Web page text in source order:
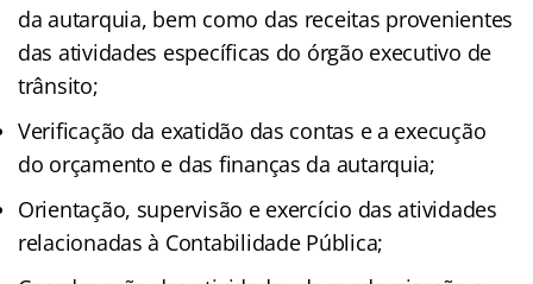
da autarquia, bem como das receitas provenientes
das atividades específicas do órgão executivo de
trânsito;
Verificação da exatidão das contas e a execução
do orçamento e das finanças da autarquia;
Orientação, supervisão e exercício das atividades
relacionadas à Contabilidade Pública;